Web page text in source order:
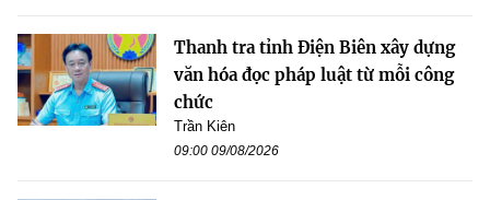
Thanh tra tỉnh Điện Biên xây dựng
văn hóa đọc pháp luật từ mỗi công
chức
Trần Kiên
09:00 09/08/2026